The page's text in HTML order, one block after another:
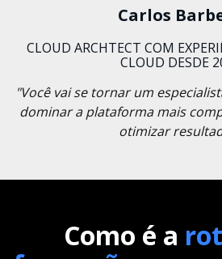
Carlos
CLOUD ARCHTECT COM
CLOUD DESDE
"Você vai se tornar um
dominar a plataforma mais
otimizar
Como é a